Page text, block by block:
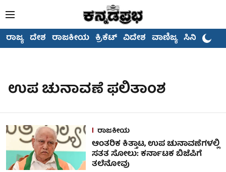
ರಾಜ್ಯ ದೇಶ ರಾಜಕೀಯ ಕ್ರಿಕೆಟ್ ವಿದೇಶ ವಾಣಿಜ್ಯ ಸಿನಿಮಾ
ಉಪ ಚುನಾವಣೆ ಫಲಿತಾಂಶ
ರಾಜಕೀಯ
ಆಂತರಿಕ ಕಿತ್ತಾಟ, ಉಪ ಚುನಾವಣೆಗಳಲ್ಲಿ
ಸತತ ಸೋಲು: ಕರ್ನಾಟಕ ಬಿಜೆಪಿಗೆ
ತಲೆನೋವು